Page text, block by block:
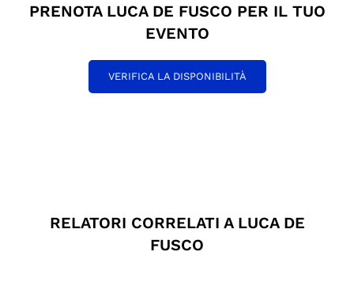
PRENOTA LUCA DE FUSCO PER IL TUO
EVENTO
VERIFICA LA DISPONIBILITÀ
RELATORI CORRELATI A LUCA DE
FUSCO